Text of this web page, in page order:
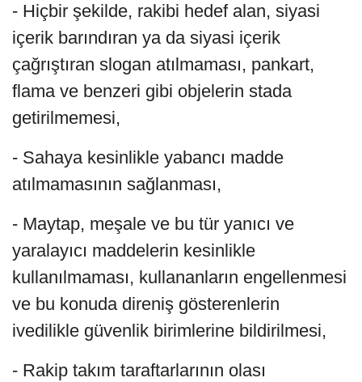
- Hiçbir şekilde, rakibi hedef alan, siyasi
içerik barındıran ya da siyasi içerik
çağrıştıran slogan atılmaması, pankart,
flama ve benzeri gibi objelerin stada
getirilmemesi,
- Sahaya kesinlikle yabancı madde
atılmamasının sağlanması,
- Maytap, meşale ve bu tür yanıcı ve
yaralayıcı maddelerin kesinlikle
kullanılmaması, kullananların engellenmesi
ve bu konuda direniş gösterenlerin
ivedilikle güvenlik birimlerine bildirilmesi,
- Rakip takım taraftarlarının olası